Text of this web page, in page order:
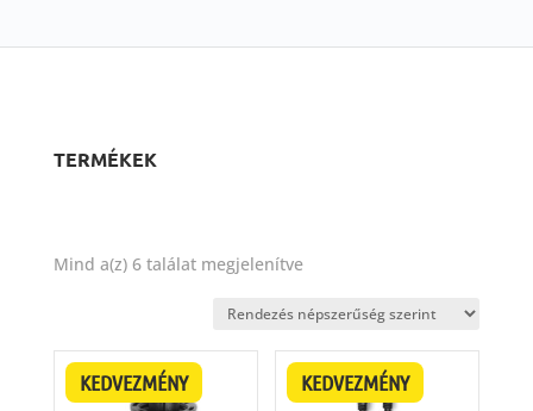
TERMÉKEK
Mind a(z) 6 találat megjelenítveSorted
popularity
KEDVEZMÉNY KEDVEZMÉNY